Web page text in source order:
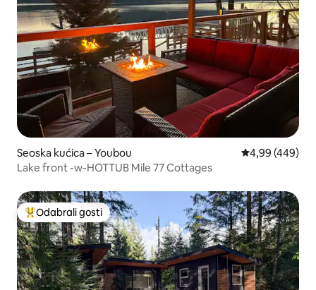
Seoska kućica – Youbou Prosječna
4,99 (449)
Lake front -w-HOTTUB Mile 77 Cottages
Među najviše rangiranima s oznakom „Odabrali gosti”
Odabrali gosti